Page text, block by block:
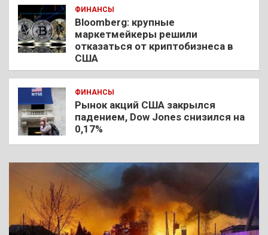
ФИНАНСЫ
Bloomberg: крупные
маркетмейкеры решили
отказаться от криптобизнеса в
США
ФИНАНСЫ
Рынок акций США закрылся
падением, Dow Jones снизился на
0,17%